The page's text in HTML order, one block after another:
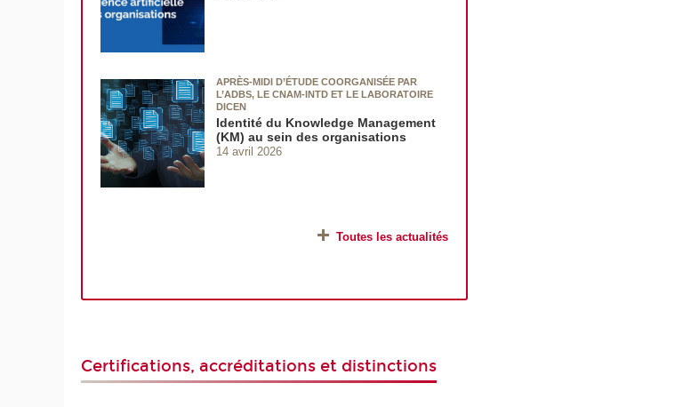
APRÈS-MIDI D’ÉTUDE COORGANISÉE PAR
L’ADBS, LE CNAM-INTD ET LE LABORATOIRE
DICEN
Identité du Knowledge Management
(KM) au sein des organisations
14 avril 2026
Toutes les actualités
Certifications, accréditations et distinctions